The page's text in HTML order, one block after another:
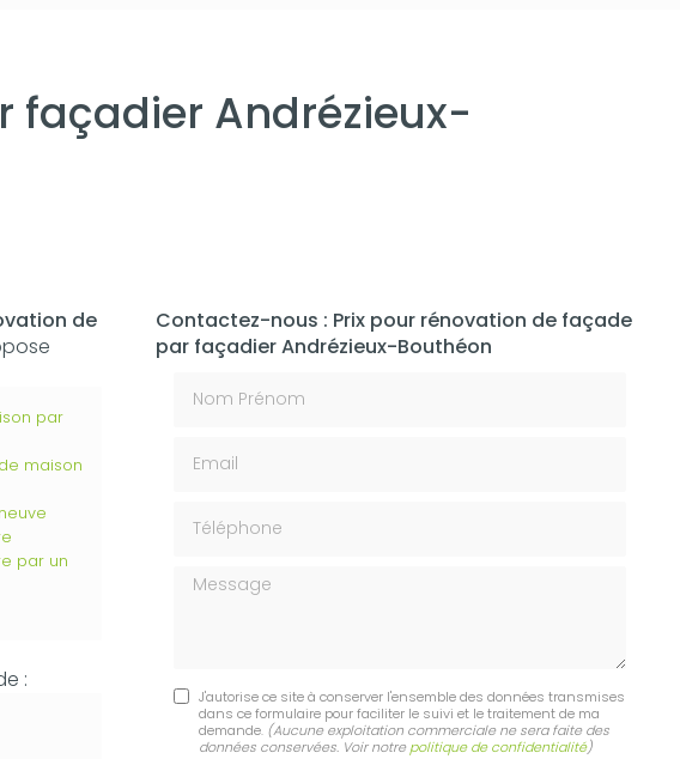
façadier Andrézieux-
de
par
maison
par un
:
Contactez-nous : Prix pour rénovation de façade
par façadier Andrézieux-Bouthéon
Message
J'autorise ce site à conserver l'ensemble des données transmises
dans ce formulaire pour faciliter le suivi et le traitement de ma
demande. (Aucune exploitation commerciale ne sera faite des
données conservées. Voir notre politique de confidentialité)